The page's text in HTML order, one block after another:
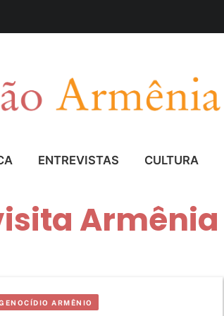
ENTREVISTAS CULTURA
Armênia
ARMÊNIO